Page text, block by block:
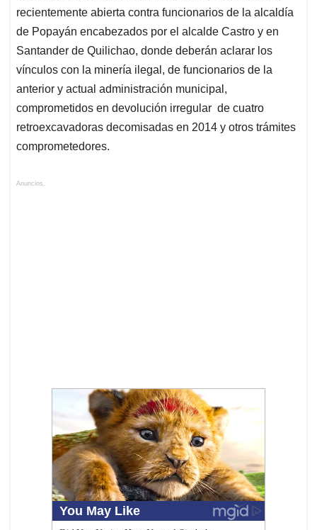
recientemente abierta contra funcionarios de la alcaldía
de Popayán encabezados por el alcalde Castro y en
Santander de Quilichao, donde deberán aclarar los
vínculos con la minería ilegal, de funcionarios de la
anterior y actual administración municipal,
comprometidos en devolución irregular de cuatro
retroexcavadoras decomisadas en 2014 y otros trámites
comprometedores.
Anuncios.